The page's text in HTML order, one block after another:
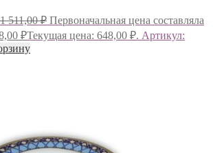
1 511,00₽ Первоначальная цена составляла
₽Текущая цена: 648,00 ₽. Артикул: